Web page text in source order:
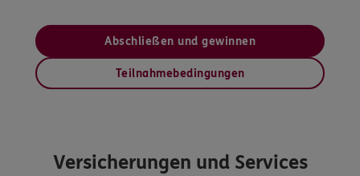
Abschließen und gewinnen
Teilnahmebedingungen
Versicherungen und Services